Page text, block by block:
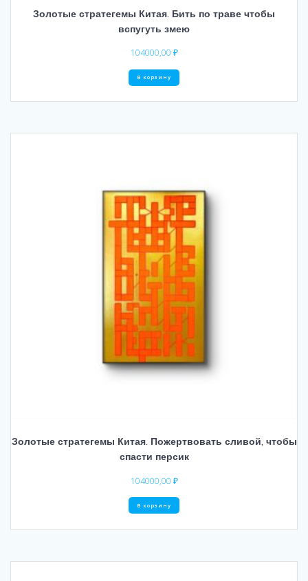
Золотые стратегемы Китая. Бить по траве чтобы
вспугуть змею
104000,00 ₽
В корзину
Золотые стратегемы Китая. Пожертвовать сливой, чтобы
спасти персик
104000,00 ₽
В корзину